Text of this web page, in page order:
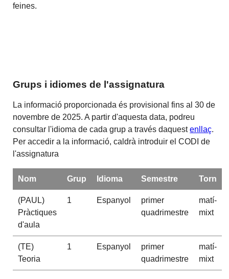
feines.
Grups i idiomes de l'assignatura
La informació proporcionada és provisional fins al 30 de
novembre de 2025. A partir d'aquesta data, podreu
consultar l'idioma de cada grup a través daquestenllaç.
Per accedir a la informació, caldrà introduir el CODI de
l'assignatura
Nom Grup Idioma Semestre Torn
(PAUL)
Pràctiques
d'aula
1 Espanyol
primer
quadrimestre
matí-
mixt
(TE)
Teoria
1 Espanyol
primer
quadrimestre
matí-
mixt